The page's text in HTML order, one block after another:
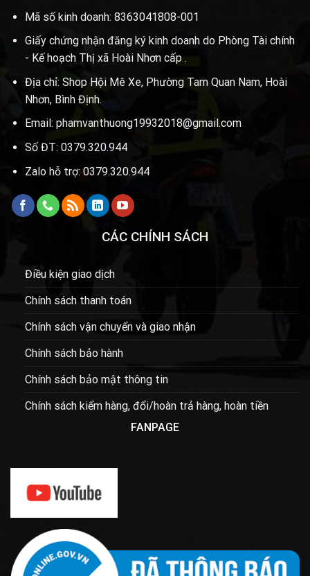
Mã số kinh doanh: 8363041808-001
Giấy chứng nhận đăng ký kinh doanh do Phòng Tài chính
- Kế hoạch Thị xã Hoài Nhơn cấp .
Địa chỉ: Shop Hội Mê Xe, Phường Tam Quan Nam, Hoài
Nhơn, Bình Định.
Email: phamvanthuong19932018@gmail.com
Số ĐT: 0379.320.944
Zalo hỗ trợ: 0379.320.944
CÁC CHÍNH SÁCH
Điều kiện giao dịch
Chính sách thanh toán
Chính sách vận chuyển và giao nhận
Chính sách bảo hành
Chính sách bảo mật thông tin
Chính sách kiểm hàng, đổi/hoàn trả hàng, hoàn tiền
FANPAGE